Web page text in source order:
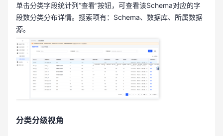
单击分类字段统计列“查看”按钮，可查看该Schema对应的字
段数分类分布详情。搜索项有：Schema、数据库、所属数据
源。
分类分级视角